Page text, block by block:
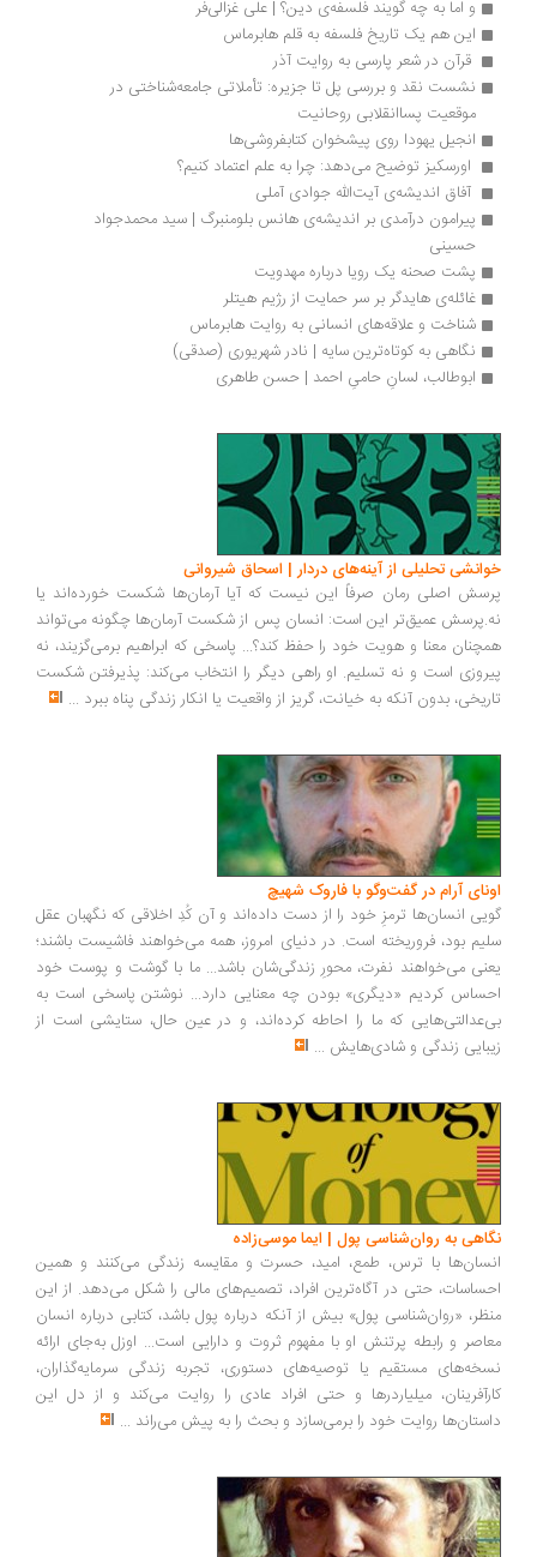
و اما به چه گویند فلسفه‌ی دین؟ | علی غزالی‌فر
این هم یک تاریخ فلسفه به قلم هابرماس
قرآن در شعر پارسی به روایت آذر
نشست نقد و بررسی پل تا جزیره: تأملاتی جامعه‌شناختی در
موقعیت پساانقلابی روحانیت
انجیل یهودا روی پیشخوان کتابفروشی‌ها
اورسکیز توضیح می‌دهد: چرا به علم اعتماد کنیم؟
آفاق اندیشه‌ی آیت‌الله جوادی آملی
پیرامون درآمدی بر اندیشه‌ی هانس بلومنبرگ | سید محمدجواد
حسینی
پشت صحنه‌ یک رویا درباره مهدویت
غائله‌ی هایدگر بر سر حمایت از رژیم هیتلر
شناخت و علاقه‌های انسانی به روایت هابرماس
نگاهی به کوتاه‌ترین سایه | نادر شهریوری (صدقی)
ابوطالب، لسانِ حامیِ احمد | حسن طاهری
تحلیلی از آینه‌های دردار | اسحاق شیروانی
اصلی رمان صرفاً این نیست که آیا آرمان‌ها شکست خورده‌اند یا
عمیق‌تر این است: انسان پس از شکست آرمان‌ها چگونه می‌تواند
معنا و هویت خود را حفظ کند؟... پاسخی که ابراهیم برمی‌گزیند، نه
است و نه تسلیم. او راهی دیگر را انتخاب می‌کند: پذیرفتن شکست
بدون آنکه به خیانت، گریز از واقعیت یا انکار زندگی پناه ببرد...
آرام در گفت‌وگو با فاروک شهیچ‭
انسان‌ها ترمزِ خود را از دست داده‌اند و آن کُدِ اخلاقی که نگهبان عقل
بود، فروریخته است. در دنیای امروز، همه می‌خواهند فاشیست باشند؛
می‌خواهند نفرت، محورِ زندگی‌شان باشد... ما با گوشت و پوست خود
کردیم «دیگری» بودن چه معنایی دارد... نوشتن پاسخی است به
که ما را احاطه کرده‌اند، و در عین حال، ستایشی است از
زندگی و شادی‌هایش...
به روان‌شناسی پول | ایما موسی‌زاده
با ترس، طمع، امید، حسرت و مقایسه زندگی می‌کنند و همین
حتی در آگاه‌ترین افراد، تصمیم‌های مالی را شکل می‌دهد. از این
«روان‌شناسی پول» بیش از آنکه درباره پول باشد، کتابی درباره انسان
و رابطه پرتنش او با مفهوم ثروت و دارایی است... اوزل به‌جای ارائه
مستقیم یا توصیه‌های دستوری، تجربه زندگی سرمایه‌گذاران،
میلیاردرها و حتی افراد عادی را روایت می‌کند و از دل این
روایت خود را برمی‌سازد و بحث را به پیش می‌راند...